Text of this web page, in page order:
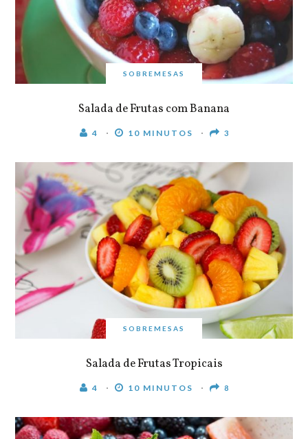
SOBREMESAS
Salada de Frutas com Banana
4 10 MINUTOS 3
SOBREMESAS
Salada de Frutas Tropicais
4 10 MINUTOS 8